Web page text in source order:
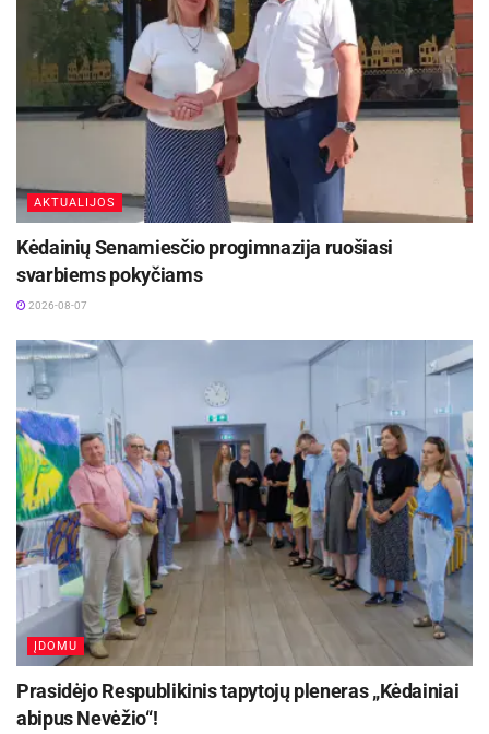
Kėdainių „Nevėžis-Paskolų klubas“ Krepšinis LKL
AKTUALIJOS
Kėdainių Senamiesčio progimnazija ruošiasi
svarbiems pokyčiams
2026-08-07
ĮDOMU
Prasidėjo Respublikinis tapytojų pleneras „Kėdainiai
abipus Nevėžio“!